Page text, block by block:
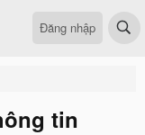
Đăng nhập
tin